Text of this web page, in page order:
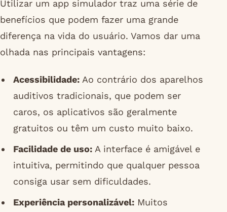
Utilizar um app simulador traz uma série de
benefícios que podem fazer uma grande
diferença na vida do usuário. Vamos dar uma
olhada nas principais vantagens:
Acessibilidade:Ao contrário dos aparelhos
auditivos tradicionais, que podem ser
caros, os aplicativos são geralmente
gratuitos ou têm um custo muito baixo.
Facilidade de uso:A interface é amigável e
intuitiva, permitindo que qualquer pessoa
consiga usar sem dificuldades.
Experiência personalizável:Muitos